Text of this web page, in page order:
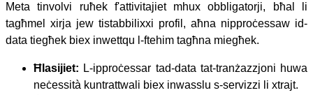
Meta tinvolvi ruħek f'attivitajiet mhux obbligatorji, bħal li
tagħmel xirja jew tistabbilixxi profil, aħna nipproċessaw id-
data tiegħek biex inwettqu l-ftehim tagħna miegħek.
Ħlasijiet: L-ipproċessar tad-data tat-tranżazzjoni huwa
neċessità kuntrattwali biex inwasslu s-servizzi li xtrajt.